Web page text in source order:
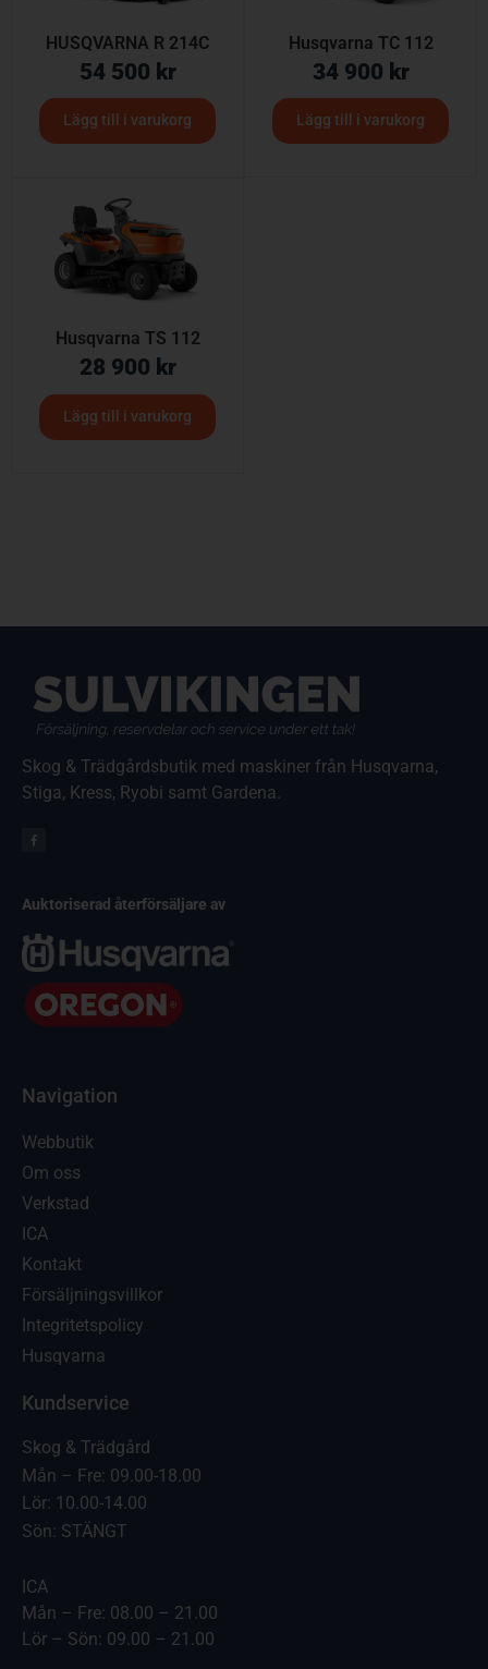
HUSQVARNA R 214C
54 500 kr
Lägg till i varukorg
Husqvarna TC 112
34 900 kr
Lägg till i varukorg
Husqvarna TS 112
28 900 kr
Lägg till i varukorg
Skog & Trädgårdsbutik med maskiner från Husqvarna,
Stiga, Kress, Ryobi samt Gardena.
Auktoriserad återförsäljare av
Navigation
Webbutik
Om oss
Verkstad
ICA
Kontakt
Försäljningsvillkor
Integritetspolicy
Husqvarna
Kundservice
Skog & Trädgård
Mån – Fre: 09.00-18.00
Lör: 10.00-14.00
Sön: STÄNGT
ICA
Mån – Fre: 08.00 – 21.00
Lör – Sön: 09.00 – 21.00